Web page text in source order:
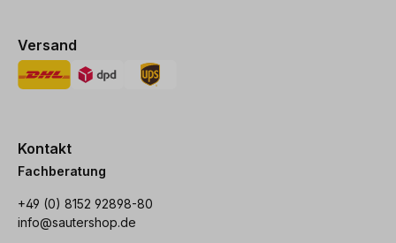
Versand
Kontakt
Fachberatung
+49 (0) 8152 92898-80
info@sautershop.de